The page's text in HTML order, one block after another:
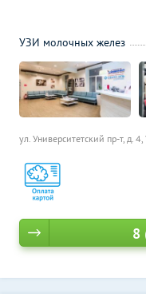
ул. Университетский пр-т, д. 4,
УЗИ молочных желез
8